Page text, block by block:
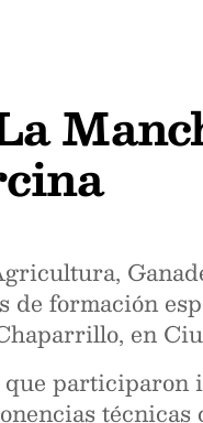
de formación
en
participaron